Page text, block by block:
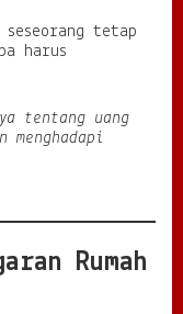
seseorang tetap
harus
tentang uang
Rumah